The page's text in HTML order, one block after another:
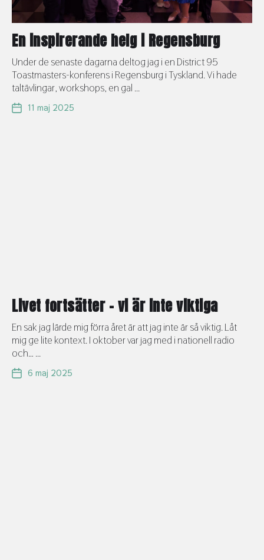
En inspirerande helg i Regensburg
Under de senaste dagarna deltog jag i en District 95
Toastmasters-konferens i Regensburg i Tyskland. Vi hade
taltävlingar, workshops, en gal ...
11 maj 2025
Livet fortsätter – vi är inte viktiga
En sak jag lärde mig förra året är att jag inte är så viktig. Låt
mig ge lite kontext. I oktober var jag med i nationell radio
och… ...
6 maj 2025